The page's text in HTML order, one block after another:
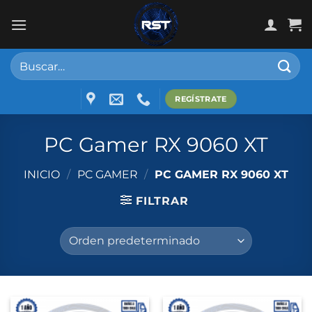
Buscar
por:
REGÍSTRATE
PC Gamer RX 9060 XT
INICIO / PC GAMER / PC GAMER RX 9060 XT
FILTRAR